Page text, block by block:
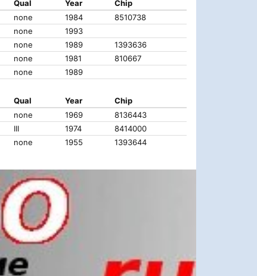
Qual Year
Chip
none 1984
8510738
none
1993
none 1989
1393636
none 1981
810667
none 1989
Qual Year
Chip
none 1969
8136443
III 1974
8414000
none 1955 1393644